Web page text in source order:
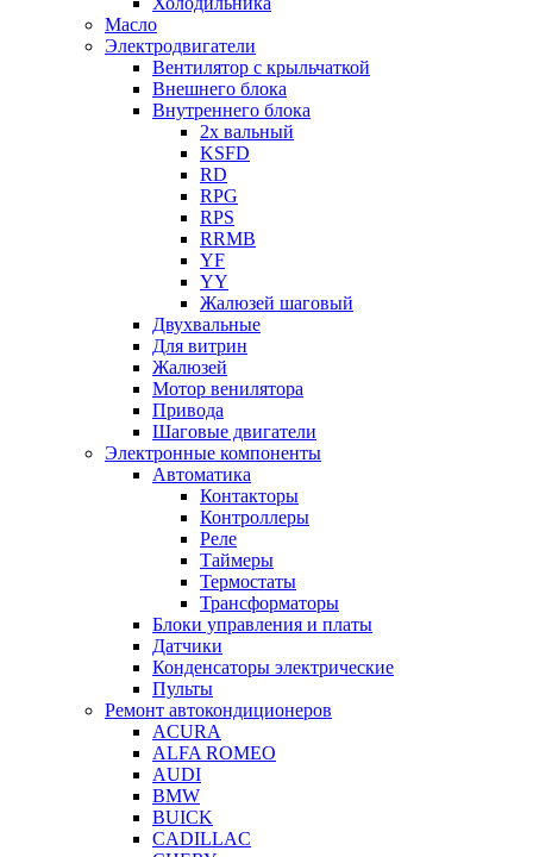
Масло
Электродвигатели
Вентилятор с крыльчаткой
Внешнего блока
Внутреннего блока
2х вальный
KSFD
RD
RPG
RPS
RRMB
YF
YY
Жалюзей шаговый
Двухвальные
Для витрин
Жалюзей
Мотор венилятора
Привода
Шаговые двигатели
Электронные компоненты
Автоматика
Контакторы
Контроллеры
Реле
Таймеры
Термостаты
Трансформаторы
Блоки управления и платы
Датчики
Конденсаторы электрические
Пульты
Ремонт автокондиционеров
ACURA
ALFA ROMEO
AUDI
BMW
BUICK
CADILLAC